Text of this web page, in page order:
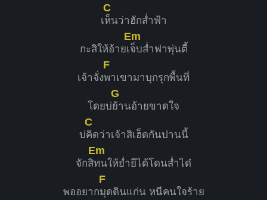
เ
C
ห็นว่าฮักส่ำฟ้า
กะสิให้อ้ายเ
Em
จ็บส่ำฟาพุ่นตี้
เจ้าจั่ง
F
พาเขามาบุกรุกพื้นที่
โดยบ่
G
ย้านอ้ายขาดใจ
บ่
C
คิดว่าเจ้าสิเฮ็ดกันปานนี้
จักสิ
Em
ทนให้ย่ำยีได้โดนส่ำได๋
พออยาก
F
มุดดินแก่น หนีคนใจร้าย